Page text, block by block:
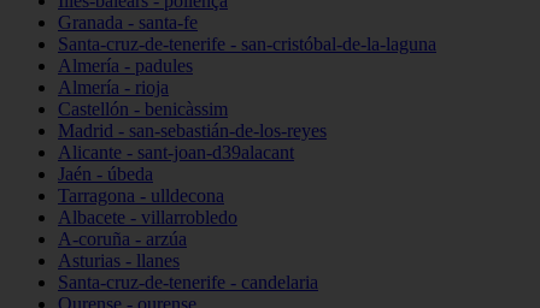
Granada - santa-fe
Santa-cruz-de-tenerife - san-cristóbal-de-la-laguna
Almería - padules
Almería - rioja
Castellón - benicàssim
Madrid - san-sebastián-de-los-reyes
Alicante - sant-joan-d39alacant
Jaén - úbeda
Tarragona - ulldecona
Albacete - villarrobledo
A-coruña - arzúa
Asturias - llanes
Santa-cruz-de-tenerife - candelaria
Ourense - ourense